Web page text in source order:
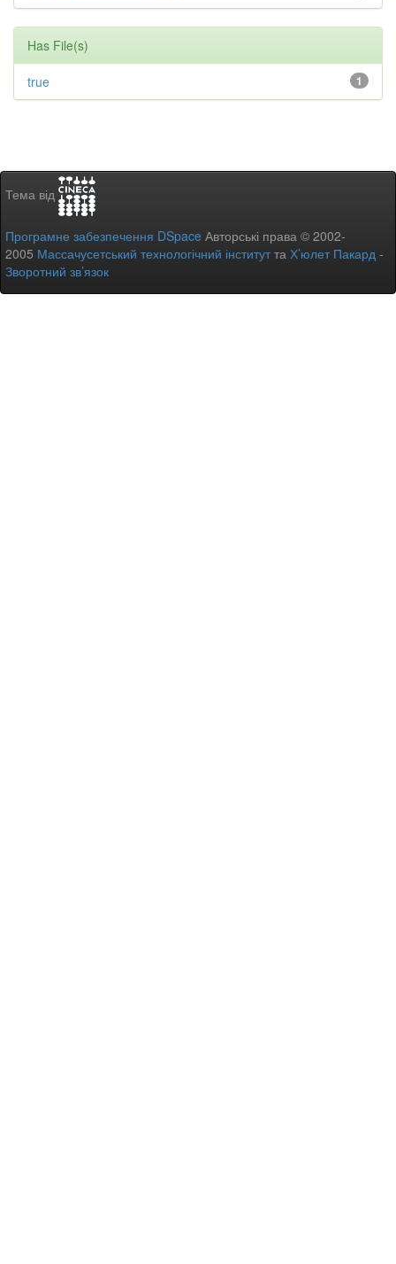
Has File(s)
1
true
Тема від
Програмне забезпечення DSpace Авторські права © 2002-
2005 Массачусетський технологічний інститутта Х’юлет Пакард -
Зворотний зв’язок